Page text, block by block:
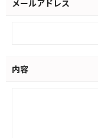
メールアドレス
内容